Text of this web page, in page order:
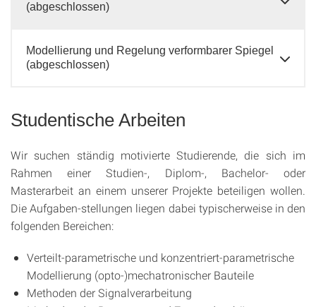
(abgeschlossen)
Modellierung und Regelung verformbarer Spiegel
(abgeschlossen)
Studentische Arbeiten
Wir suchen ständig motivierte Studierende, die sich im
Rahmen einer Studien-, Diplom-, Bachelor- oder
Masterarbeit an einem unserer Projekte beteiligen wollen.
Die Aufgaben-stellungen liegen dabei typischerweise in den
folgenden Bereichen:
Verteilt-parametrische und konzentriert-parametrische
Modellierung (opto-)mechatronischer Bauteile
Methoden der Signalverarbeitung